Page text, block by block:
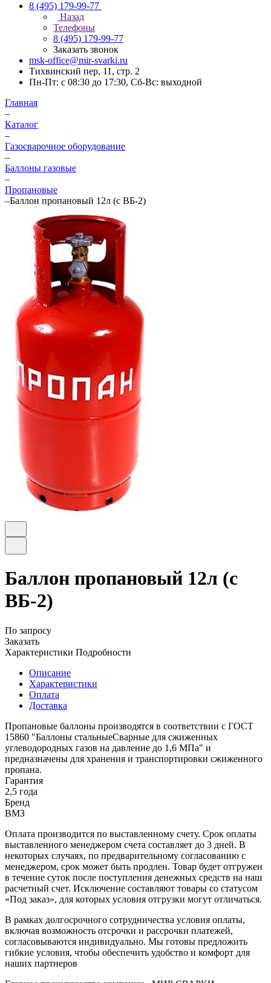
8 (495) 179-99-77
Назад
Телефоны
8 (495) 179-99-77
Заказать звонок
msk-office@mir-svarki.ru
Тихвинский пер, 11, стр. 2
Пн-Пт: с 08:30 до 17:30, Сб-Вс: выходной
Главная
–
Каталог
–
Газосварочное оборудование
–
Баллоны газовые
–
Пропановые
–Баллон пропановый 12л (с ВБ-2)
Баллон пропановый 12л (с
ВБ-2)
По запросу
Заказать
Характеристики Подробности
Описание
Характеристики
Оплата
Доставка
Пропановые баллоны производятся в соответствии с ГОСТ
15860 "Баллоны стальныеСварные для сжиженных
углеводородных газов на давление до 1,6 МПа" и
предназначены для хранения и транспортировки сжиженного
пропана.
Гарантия
2,5 года
Бренд
ВМЗ
Оплата производится по выставленному счету. Срок оплаты
выставленного менеджером счета составляет до 3 дней. В
некоторых случаях, по предварительному согласованию с
менеджером, срок может быть продлен. Товар будет отгружен
в течение суток после поступления денежных средств на наш
расчетный счет. Исключение составляют товары со статусом
«Под заказ», для которых условия отгрузки могут отличаться.
В рамках долгосрочного сотрудничества условия оплаты,
включая возможность отсрочки и рассрочки платежей,
согласовываются индивидуально. Мы готовы предложить
гибкие условия, чтобы обеспечить удобство и комфорт для
наших партнеров